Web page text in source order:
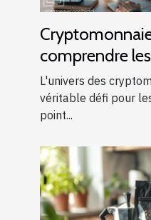
comprendre
économiques
investisseurs
L'univers des
véritable défi pour
point...